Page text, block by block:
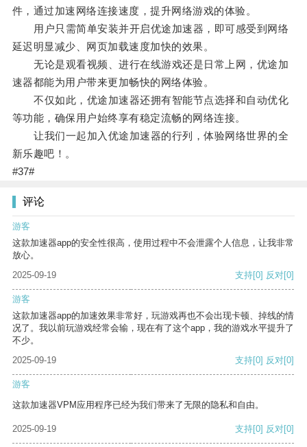
件，通过加速网络连接速度，提升网络游戏的体验。
用户只需简单安装并开启优途加速器，即可感受到网络
延迟明显减少、网页加载速度加快的效果。
无论是观看视频、进行在线游戏还是日常上网，优途加
速器都能为用户带来更加畅快的网络体验。
不仅如此，优途加速器还拥有智能节点选择和自动优化
等功能，确保用户始终享有稳定流畅的网络连接。
让我们一起加入优途加速器的行列，体验网络世界的全
新乐趣吧！。
#37#
评论
游客
这款加速器app的安全性很高，使用过程中不会泄露个人信息，让我非常
放心。
2025-09-19
支持[0] 反对[0]
游客
这款加速器app的加速效果非常好，玩游戏再也不会出现卡顿、掉线的情
况了。我以前玩游戏经常会输，现在有了这个app，我的游戏水平提升了
不少。
2025-09-19
支持[0] 反对[0]
游客
这款加速器VPM应用程序已经为我们带来了无限的隐私和自由。
2025-09-19 支持[0] 反对[0]